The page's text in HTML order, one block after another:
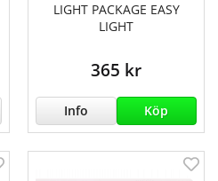
LIGHT PACKAGE EASY
LIGHT
365 kr
Info Köp